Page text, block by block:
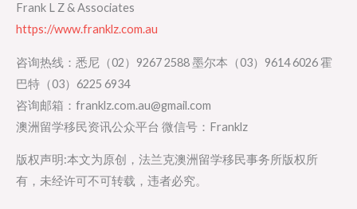
Frank L Z & Associates
https://www.franklz.com.au
咨询热线：悉尼（02）9267 2588 墨尔本（03）9614 6026 霍
巴特（03）6225 6934
咨询邮箱：franklz.com.au@gmail.com
澳洲留学移民资讯公众平台 微信号：Franklz
版权声明:本文为原创，法兰克澳洲留学移民事务所版权所
有，未经许可不可转载，违者必究。